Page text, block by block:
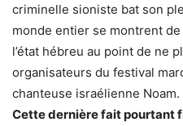
criminelle sioniste bat son
monde entier se montrent
l’état hébreu au point de ne
organisateurs du festival
chanteuse israélienne Noam.
Cette dernière fait pourtant